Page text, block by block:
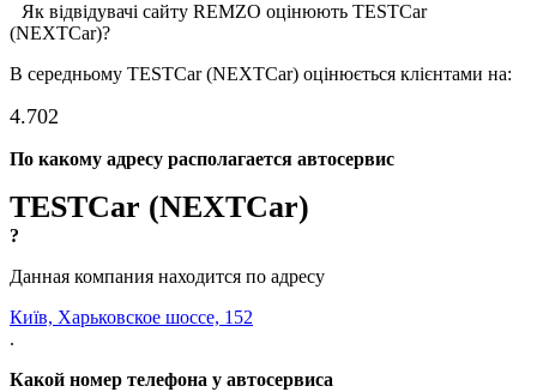
Як відвідувачі сайту REMZO оцінюють TESTCar
(NEXTCar)?
В середньому TESTCar (NEXTCar) оцінюється клієнтами на:
4.702
По какому адресу располагается автосервис
TESTCar (NEXTCar)
?
Данная компания находится по адресу
Київ, Харьковское шоссе, 152
.
Какой номер телефона у автосервиса